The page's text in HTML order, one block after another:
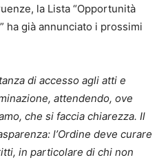
la Lista “Opportunità
ha già annunciato i prossimi
di accesso agli atti e
attendendo, ove
che si faccia chiarezza. Il
l’Ordine deve curare
in particolare di chi non